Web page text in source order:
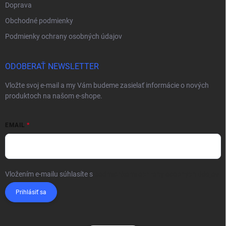
Doprava
Obchodné podmienky
Podmienky ochrany osobných údajov
ODOBERAŤ NEWSLETTER
Vložte svoj e-mail a my Vám budeme zasielať informácie o nových
produktoch na našom e-shope.
EMAIL
Vložením e-mailu súhlasíte s
Prihlásiť sa